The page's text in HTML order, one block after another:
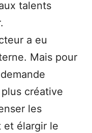
talents
a eu
Mais pour
créative
les
et élargir le